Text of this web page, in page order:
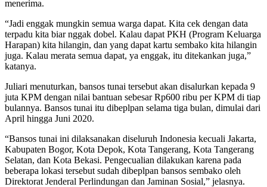
menerima.
“Jadi enggak mungkin semua warga dapat. Kita cek dengan data
terpadu kita biar nggak dobel. Kalau dapat PKH (Program Keluarga
Harapan) kita hilangin, dan yang dapat kartu sembako kita hilangin
juga. Kalau merata semua dapat, ya enggak, itu ditekankan juga,”
katanya.
Juliari menuturkan, bansos tunai tersebut akan disalurkan kepada 9
juta KPM dengan nilai bantuan sebesar Rp600 ribu per KPM di tiap
bulannya. Bansos tunai itu dibeplpan selama tiga bulan, dimulai dari
April hingga Juni 2020.
“Bansos tunai ini dilaksanakan diseluruh Indonesia kecuali Jakarta,
Kabupaten Bogor, Kota Depok, Kota Tangerang, Kota Tangerang
Selatan, dan Kota Bekasi. Pengecualian dilakukan karena pada
beberapa lokasi tersebut sudah dibeplpan bansos sembako oleh
Direktorat Jenderal Perlindungan dan Jaminan Sosial,” jelasnya.